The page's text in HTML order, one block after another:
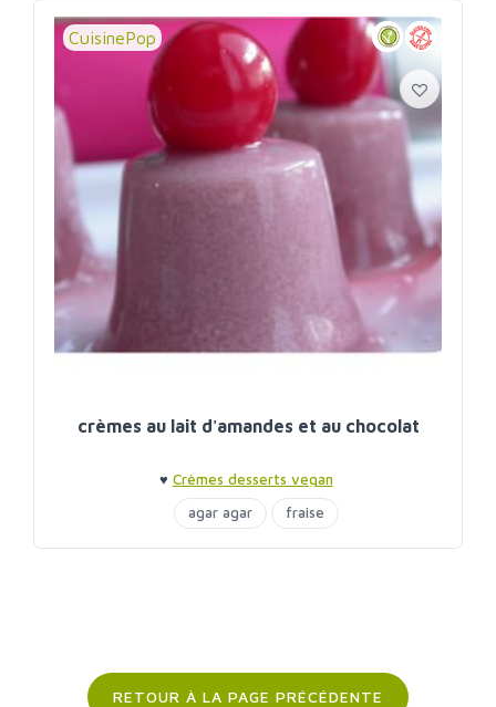
CuisinePop
crèmes au lait d'amandes et au chocolat
♥ Crèmes desserts vegan
agar agar
fraise
RETOUR À LA PAGE PRÉCÉDENTE